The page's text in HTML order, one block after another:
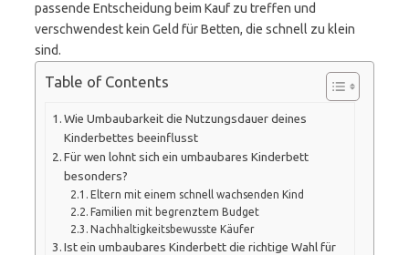
passende Entscheidung beim Kauf zu treffen und
verschwendest kein Geld für Betten, die schnell zu klein
sind.
Table of Contents
Wie Umbaubarkeit die Nutzungsdauer deines
Kinderbettes beeinflusst
Für wen lohnt sich ein umbaubares Kinderbett
besonders?
Eltern mit einem schnell wachsenden Kind
Familien mit begrenztem Budget
Nachhaltigkeitsbewusste Käufer
Ist ein umbaubares Kinderbett die richtige Wahl für